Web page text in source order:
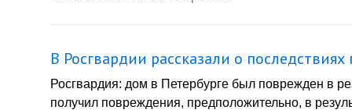
В Росгвардии рассказали о
Росгвардия: дом в Петербурге был поврежден в
получил повреждения, предположительно, в